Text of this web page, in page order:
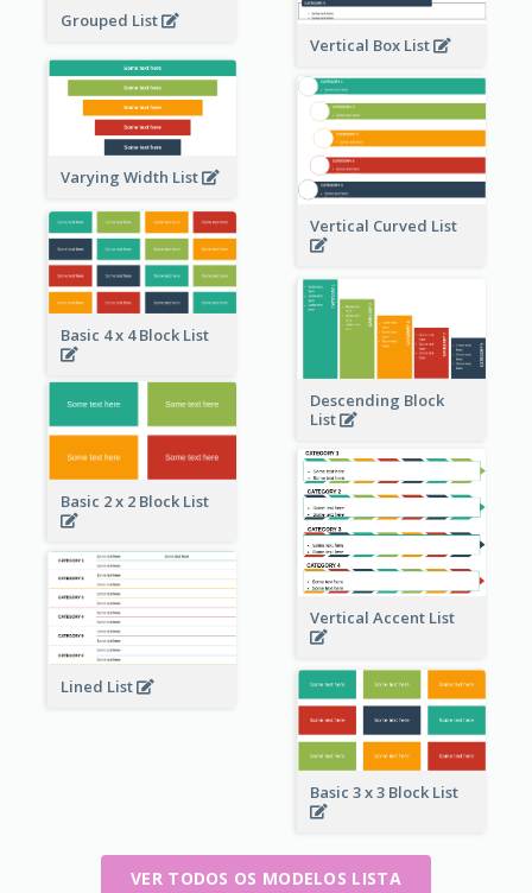
Vertical Box List
Grouped List
Varying Width List
Vertical Curved List
Basic 4 x 4 Block List
Descending Block
List
Basic 2 x 2 Block List
Vertical Accent List
Lined List
Basic 3 x 3 Block List
VER TODOS OS MODELOS LISTA